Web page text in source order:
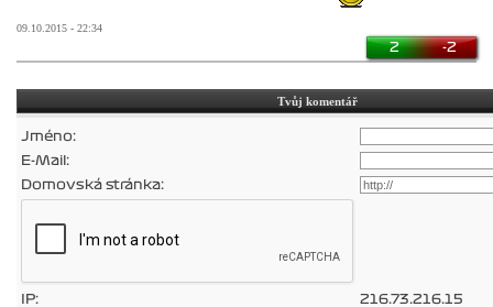
09.10.2015 - 22:34
2 -2
Tvůj komentář
Jméno:
E-Mail:
Domovská stránka:
IP: 216.73.216.15